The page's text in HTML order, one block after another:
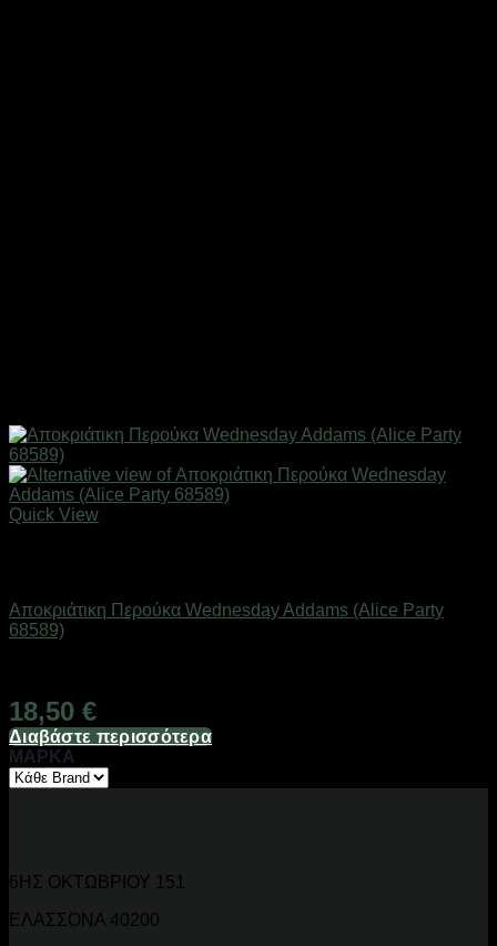
Quick View
Αποκριάτικη Περούκα Wednesday Addams (Alice Party
68589)
18,50 €
Διαβάστε περισσότερα
ΜΑΡΚΑ
6ΗΣ ΟΚΤΩΒΡΙΟΥ 151
ΕΛΑΣΣΟΝΑ 40200